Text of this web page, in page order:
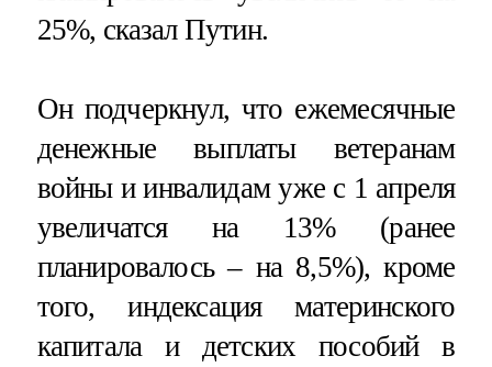
25%, сказал Путин.
Он подчеркнул, что ежемесячные
денежные выплаты ветеранам
войны и инвалидам уже с 1 апреля
увеличатся на 13% (ранее
планировалось – на 8,5%), кроме
того, индексация материнского
капитала и детских пособий в